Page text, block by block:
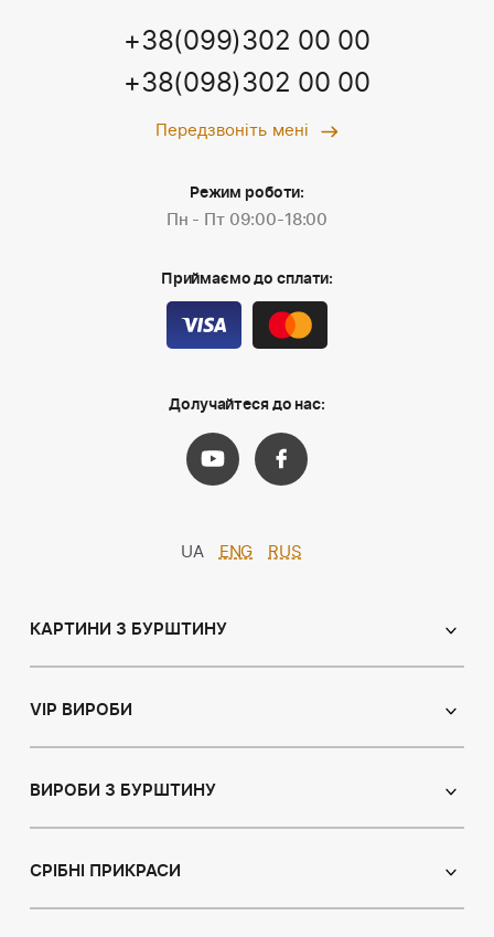
+38(099)302 00 00
+38(098)302 00 00
Передзвоніть мені
Режим роботи:
Пн - Пт 09:00-18:00
Приймаємо до сплати:
Долучайтеся до нас:
UA ENG RUS
КАРТИНИ З БУРШТИНУ
Іменні ікони
Натюрморт
Мисливська тема
VIP ВИРОБИ
Ікони з пластин
ВИРОБИ З БУРШТИНУ
Браслети
СРІБНІ ПРИКРАСИ